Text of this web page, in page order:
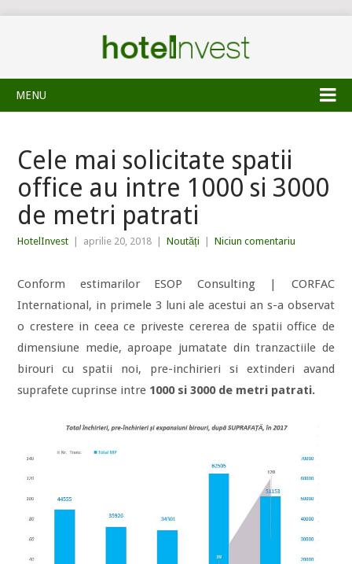
MENU
Cele mai solicitate spatii
office au intre 1000 si 3000
de metri patrati
HotelInvest aprilie 20, 2018 Noutăți Niciun comentariu
Conform estimarilor ESOP Consulting | CORFAC
International, in primele 3 luni ale acestui an s-a observat
o crestere in ceea ce priveste cererea de spatii office de
dimensiune medie, aproape jumatate din tranzactiile de
birouri cu spatii noi, pre-inchirieri si extinderi avand
suprafete cuprinse intre 1000 si 3000 de metri patrati.